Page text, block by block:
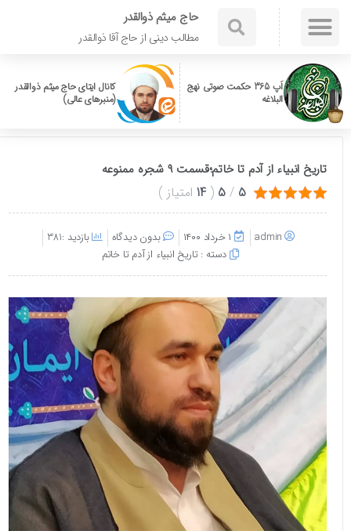
حاج میثم ذوالقدر
مطالب دینی از حاج آقا ذوالقدر
اَپ 365 حکمت صوتی نهج
البلاغه
کانال ایتای حاج میثم ذوالقدر
(منبرهای عالی)
تاریخ انبیاء از آدم تا خاتم؛قسمت ۹ شجره ممنوعه
5
/
5
(
14 امتیاز)
admin ۱ خرداد ۱۴۰۰ بدون دیدگاه
بازدید :381
دسته :تاریخ انبیاء از آدم تا خاتم